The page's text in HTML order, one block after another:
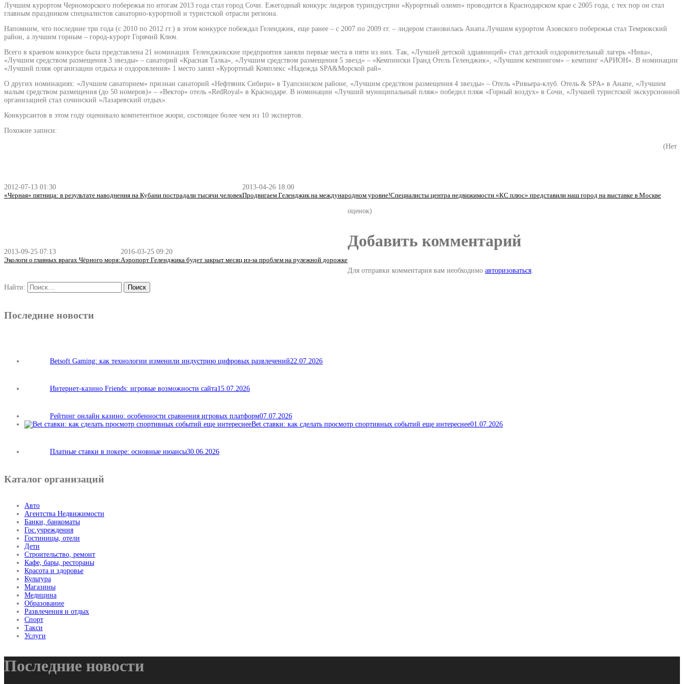
Лучшим курортом Черноморского побережья по итогам 2013 года стал город Сочи. Ежегодный конкурс лидеров туриндустрии «Курортный олимп» проводится в Краснодарском крае с 2005 года, с тех пор он стал
главным праздником специалистов санаторно-курортной и туристской отрасли региона.
Напомним, что последние три года (с 2010 по 2012 гг.) в этом конкурсе побеждал Геленджик, еще ранее – с 2007 по 2009 гг. – лидером становилась Анапа.Лучшим курортом Азовского побережья стал Темрюкский
район, а лучшим горным – город-курорт Горячий Ключ.
Всего в краевом конкурсе была представлена 21 номинация. Геленджикские предприятия заняли первые места в пяти из них. Так, «Лучшей детской здравницей» стал детский оздоровительный лагерь «Нива»,
«Лучшим средством размещения 3 звезды» – санаторий «Красная Талка», «Лучшим средством размещения 5 звезд» – «Кемпински Гранд Отель Геленджик», «Лучшим кемпингом» – кемпинг «АРИОН». В номинации
«Лучший пляж организации отдыха и оздоровления» 1 место занял «Курортный Комплекс «Надежда SPA&Морской рай».
О других номинациях: «Лучшим санаторием» признан санаторий «Нефтяник Сибири» в Туапсинском районе, «Лучшим средством размещения 4 звезды» – Отель «Ривьера-клуб. Отель & SPA» в Анапе, «Лучшим
малым средством размещения (до 50 номеров)» – «Вектор» отель «RedRoyal» в Краснодаре. В номинации «Лучший муниципальный пляж» победил пляж «Горный воздух» в Сочи, «Лучшей туристской экскурсионной
организацией стал сочинский «Лазаревский отдых».
Конкурсантов в этом году оценивало компетентное жюри, состоящее более чем из 10 экспертов.
Похожие записи:
2012-07-13 01:30
«Черная» пятница: в результате наводнения на Кубани пострадали тысячи человек
2013-04-26 18:00
Продвигаем Геленджик на международном уровне!Специалисты центра недвижимости «КС плюс» представили наш город на выставке в Москве
2013-09-25 07:13
Экологи о главных врагах Чёрного моря:
2016-03-25 09:20
Аэропорт Геленджика будет закрыт месяц из-за проблем на рулежной дорожке
(Нет
оценок)
Добавить комментарий
Для отправки комментария вам необходимо авторизоваться
Найти:
Последние новости
Betsoft Gaming: как технологии изменили индустрию цифровых развлечений22.07.2026
Интернет-казино Friends: игровые возможности сайта15.07.2026
Рейтинг онлайн казино: особенности сравнения игровых платформ07.07.2026
Bet ставки: как сделать просмотр спортивных событий еще интереснее01.07.2026
Платные ставки в покере: основные нюансы30.06.2026
Каталог организаций
Авто
Агентства Недвижимости
Банки, банкоматы
Гос.учреждения
Гостиницы, отели
Дети
Строительство, ремонт
Кафе, бары, рестораны
Красота и здоровье
Культура
Магазины
Медицина
Образование
Развлечения и отдых
Спорт
Такси
Услуги
Последние новости